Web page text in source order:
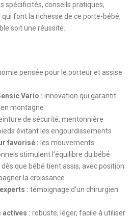
spécificités, conseils pratiques,
font la richesse de ce porte-bébé,
soit une réussite.
pensée pour le porteur et assise
Vario : innovation qui garantit
montagne
de sécurité, mentonnière
évitant les engourdissements
favorisé : les mouvements
stimulent l’équilibre du bébé
que bébé tient assis, avec position
la croissance
: témoignage d’un chirurgien
actives : robuste, léger, facile à utiliser